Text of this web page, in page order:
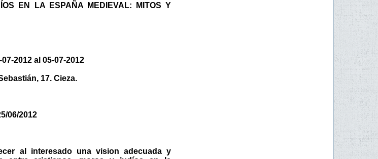
EN LA ESPAÑA MEDIEVAL: MITOS Y
2012 al 05-07-2012
17. Cieza.
06/2012
al interesado una vision adecuada y